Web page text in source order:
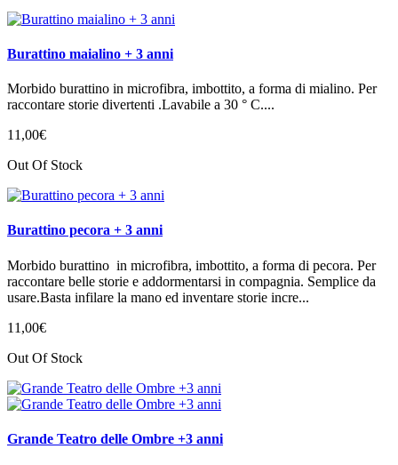
Burattino maialino + 3 anni
Morbido burattino in microfibra, imbottito, a forma di mialino. Per
raccontare storie divertenti .Lavabile a 30 ° C....
11 ,00€
Out Of Stock
Burattino pecora + 3 anni
Morbido burattino in microfibra, imbottito, a forma di pecora. Per
raccontare belle storie e addormentarsi in compagnia. Semplice da
usare.Basta infilare la mano ed inventare storie incre...
11 ,00€
Out Of Stock
Grande Teatro delle Ombre +3 anni